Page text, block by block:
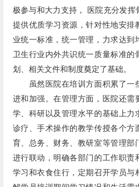
极参与和大力支持， 医院充分发挥
提供优质学习资源，针对性地安排
业统一标准，统一管理，力求达到
卫生行业内外共识统一质量标准的
划、相关文件和制度奠定了基础。
虽然医院在培训方面积累了一
进和加强。在管理方面，医院还需
学、科研以及管理水平的基础上力
诊疗、手术操作的教学传授各个方
育、总务、财务、教研室等管理部
进行联动，明确各部门的工作职责
学习和衣食住行，定期召开学员与